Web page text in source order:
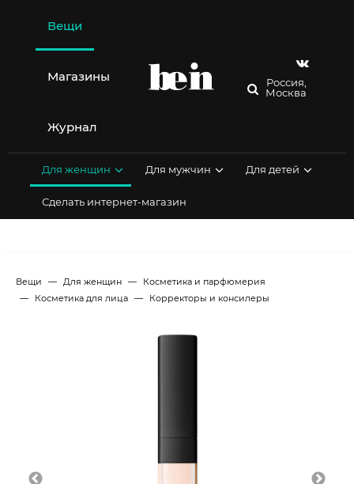
содержимому
Вещи
Магазины
Журнал
Россия,
Москва
Для женщин Для мужчин Для детей
Сделать интернет-магазин
Вещи Для женщин
Косметика и парфюмерия
Косметика для лица
Корректоры и консилеры